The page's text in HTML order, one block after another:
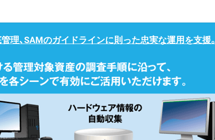
、SAMのガイドラインに則った忠実な運用を支援。